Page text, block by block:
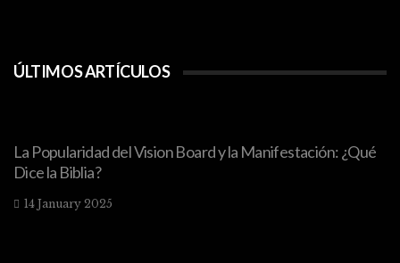
ÚLTIMOS ARTÍCULOS
La Popularidad del Vision Board y la Manifestación: ¿Qué
Dice la Biblia?
14 January 2025